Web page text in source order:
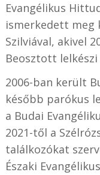
Evangélikus
ismerkedett meg
Szilviával, akivel
Beosztott
2006-ban került
később parókus
a Budai
2021-től a
találkozókat
Északi